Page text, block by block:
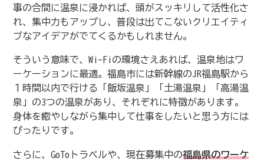
事の合間に温泉に浸かれば、頭がスッキリして活性化さ
れ、集中力もアップし、普段は出てこないクリエイティ
ブなアイデアがでてくるかもしれません。
そういう意味で、Wi-Fiの環境さえあれば、温泉地はワ
ーケーションに最適。福島市には新幹線のJR福島駅から
１時間以内で行ける「飯坂温泉」「土湯温泉」「高湯温
泉」の3つの温泉があり、それぞれに特徴があります。
身体を癒やしながら集中して仕事をしたいと思う方には
ぴったりです。
さらに、GoToトラベルや、現在募集中の福島県のワーケ